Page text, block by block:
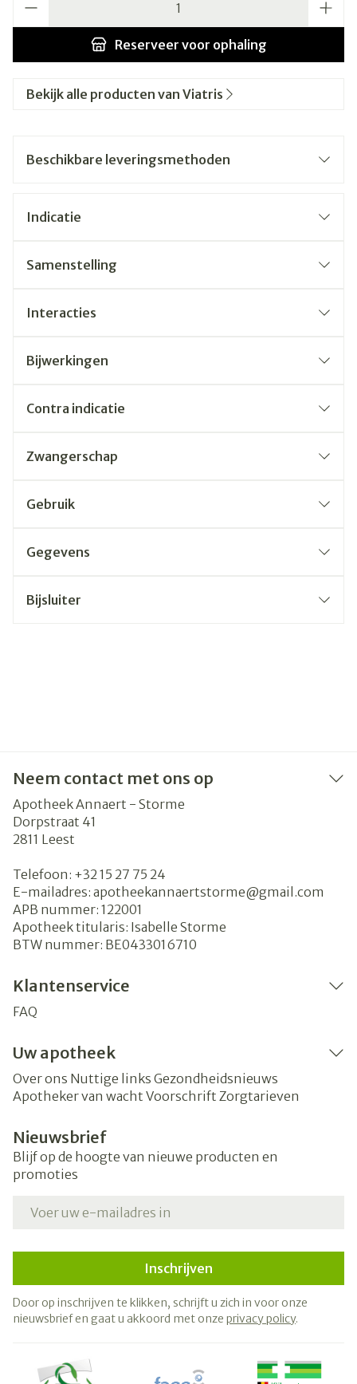
Reserveer voor ophaling
Bekijk alle producten van Viatris
Beschikbare leveringsmethoden
Indicatie
Samenstelling
Interacties
Bijwerkingen
Contra indicatie
Zwangerschap
Gebruik
Gegevens
Bijsluiter
Neem contact met ons op
Apotheek Annaert - Storme
Dorpstraat 41
2811 Leest
Telefoon: +32 15 27 75 24
E-mailadres: apotheekannaertstorme@gmail.com
APB nummer: 122001
Apotheek titularis: Isabelle Storme
BTW nummer: BE0433016710
Klantenservice
FAQ
Uw apotheek
Over ons Nuttige links Gezondheidsnieuws
Apotheker van wacht Voorschrift Zorgtarieven
Nieuwsbrief
Blijf op de hoogte van nieuwe producten en
promoties
Inschrijven
Door op inschrijven te klikken, schrijft u zich in voor onze
nieuwsbrief en gaat u akkoord met onze privacy policy.